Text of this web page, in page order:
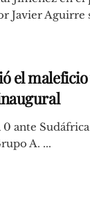
Javier Aguirre
el maleficio
ante
A. ...